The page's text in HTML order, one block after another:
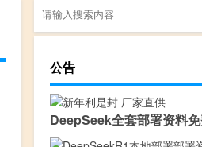
公告
DeepSeek全套部署资料